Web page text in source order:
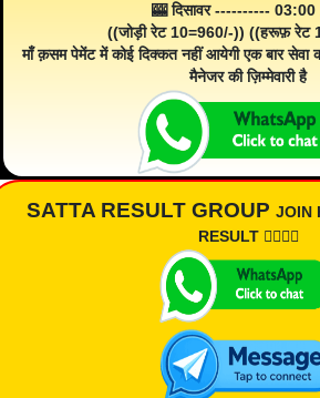
🎰 दिसावर ---------- 03:00
((जोड़ी रेट 10=960/-)) ((हरूफ़ रेट
माँ क़सम पेमेंट में कोई दिक्कत नहीं आयेगी एक बार सेवा
मैनेजर की ज़िम्मेवारी है
SATTA RESULT GROUP JOIN
RESULT 👇🏾👇🏾